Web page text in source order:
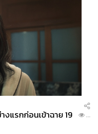
แรกก่อนเข้าฉาย 19
...